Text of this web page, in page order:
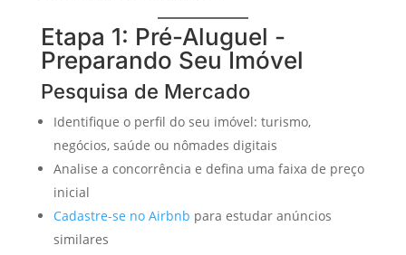
Etapa 1: Pré-Aluguel -
Preparando Seu Imóvel
Pesquisa de Mercado
Identifique o perfil do seu imóvel: turismo,
negócios, saúde ou nômades digitais
Analise a concorrência e defina uma faixa de preço
inicial
Cadastre-se no Airbnb para estudar anúncios
similares